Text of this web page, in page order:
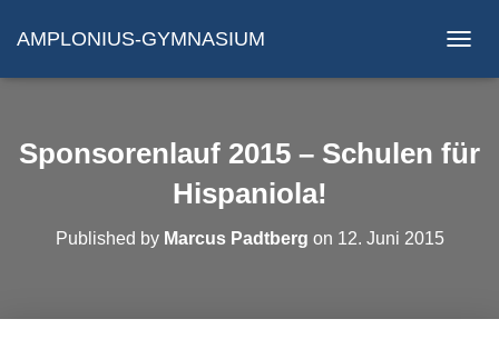
AMPLONIUS-GYMNASIUM
A
G
A
Sponsorenlauf 2015 – Schulen für
Hispaniola!
Published by Marcus Padtberg on 12. Juni 2015